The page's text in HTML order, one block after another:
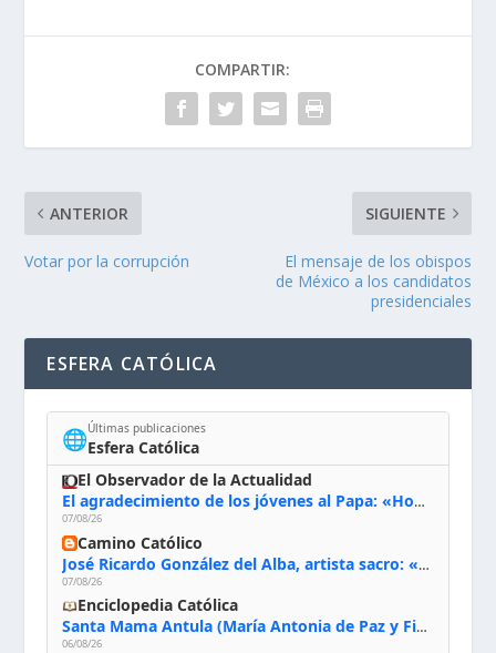
COMPARTIR:
ANTERIOR
Votar por la corrupción
SIGUIENTE
El mensaje de los obispos
de México a los candidatos
presidenciales
ESFERA CATÓLICA
🌐Últimas publicaciones
Esfera Católica
El Observador de la Actualidad
El agradecimiento de los jóvenes al Papa: «Hoy nos sentimos Iglesia»
07/08/26
Camino Católico
José Ricardo González del Alba, artista sacro: «Yo oro, hablo con Dios, le pido al Espíritu Santo su inspiración y siempre pinto rezando el rosario para que sea Él quien actúe a través de mis manos»
07/08/26
Enciclopedia Católica
Santa Mama Antula (María Antonia de Paz y Figueroa)
06/08/26